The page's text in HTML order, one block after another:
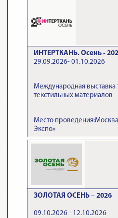
ИНТЕРТКАНЬ. Осень -
29.09.2026- 01.10.2026
Международная выставка
текстильных материалов
Место
Экспо»
ЗОЛОТАЯ ОСЕНЬ – 2026
09.10.2026 - 12.10.2026